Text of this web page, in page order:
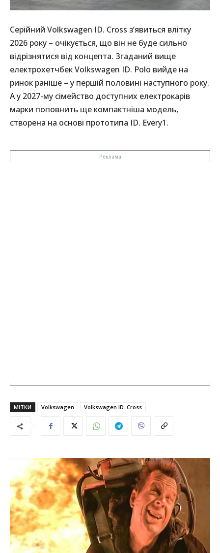
Серійний Volkswagen ID. Cross з’явиться влітку
2026 року – очікується, що він не буде сильно
відрізнятися від концепта. Згаданий вище
електрохетчбек Volkswagen ID. Polo вийде на
ринок раніше – у першій половині наступного року.
А у 2027-му сімейство доступних електрокарів
марки поповнить ще компактніша модель,
створена на основі прототипа ID. Every1.
МІТКИ Volkswagen Volkswagen ID. Cross